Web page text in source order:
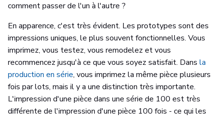
comment passer de l'un à l'autre ?
En apparence, c'est très évident. Les prototypes sont des
impressions uniques, le plus souvent fonctionnelles. Vous
imprimez, vous testez, vous remodelez et vous
recommencez jusqu'à ce que vous soyez satisfait. Dans la
production en série, vous imprimez la même pièce plusieurs
fois par lots, mais il y a une distinction très importante.
L'impression d'une pièce dans une série de 100 est très
différente de l'impression d'une pièce 100 fois - ce qui les